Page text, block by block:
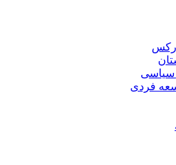
سیاسی
فردی